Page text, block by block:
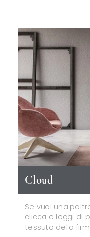
Cloud
Se vuoi una
clicca e leggi di
tessuto della